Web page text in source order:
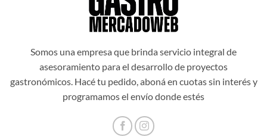
Somos una empresa que brinda servicio integral de
asesoramiento para el desarrollo de proyectos
gastronómicos. Hacé tu pedido, aboná en cuotas sin interés y
programamos el envío donde estés